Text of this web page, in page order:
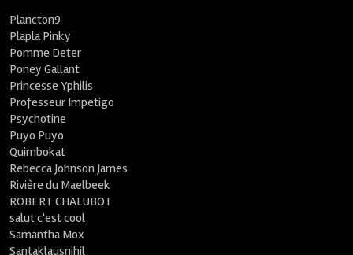
Plancton9
Plapla Pinky
Pomme Deter
Poney Gallant
Princesse Yphilis
Professeur Impetigo
Psychotine
Puyo Puyo
Quimbokat
Rebecca Johnson James
Rivière du Maelbeek
ROBERT CHALUBOT
salut c'est cool
Samantha Mox
Santaklausnihil